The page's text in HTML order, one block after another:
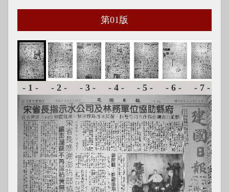
第01 版
-1- -2- -3- -4- -5- -6- -7-